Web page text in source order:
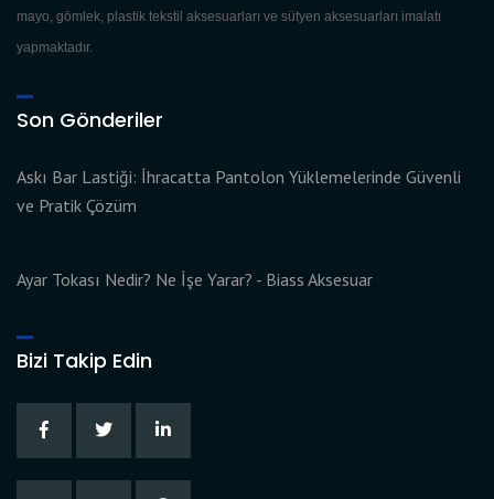
mayo, gömlek, plastik tekstil aksesuarları ve sütyen aksesuarları imalatı
yapmaktadır.
Son Gönderiler
Askı Bar Lastiği: İhracatta Pantolon Yüklemelerinde Güvenli
ve Pratik Çözüm
Ayar Tokası Nedir? Ne İşe Yarar? - Biass Aksesuar
Bizi Takip Edin